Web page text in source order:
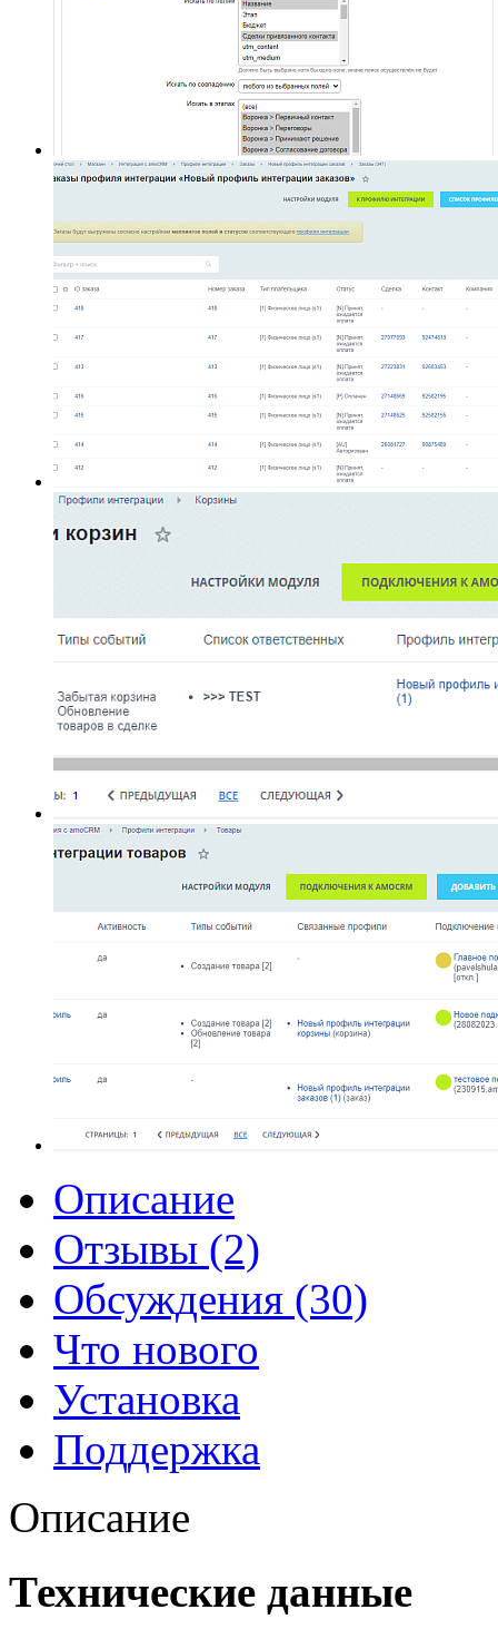
Описание
Отзывы (2)
Обсуждения (30)
Что нового
Установка
Поддержка
Описание
Технические данные